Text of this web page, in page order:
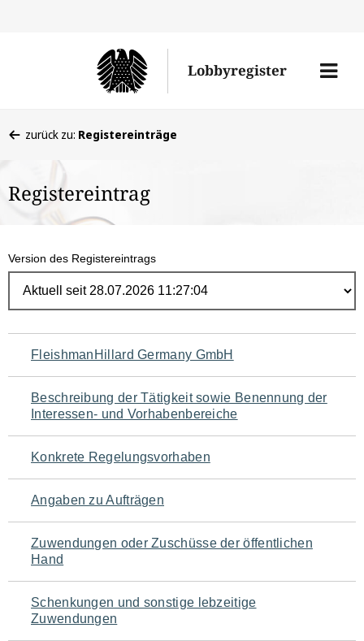
Lobbyregister
Menü
befinden
hier:
zurück zu: Registereinträge
Registereintrag
Version des Registereintrags
Navigation
für
den
Seiteninhalt
FleishmanHillard Germany GmbH
Beschreibung der Tätigkeit sowie Benennung der
Interessen- und Vorhabenbereiche
Konkrete Regelungsvorhaben
Angaben zu Aufträgen
Zuwendungen oder Zuschüsse der öffentlichen
Hand
Schenkungen und sonstige lebzeitige
Zuwendungen